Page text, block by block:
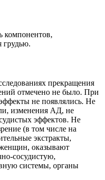
компонентов,
грудью.
прекращения
отмечено не было. При
не появлялись. Не
изменения АД, не
эффектов. Не
(в том числе на
экстракты,
оказывают
сосудистую,
системы, органы